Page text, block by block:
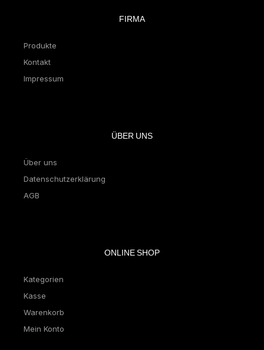
FIRMA
Produkte
Kontakt
Impressum
ÜBER UNS
Über uns
Datenschutzerklärung
AGB
ONLINE SHOP
Kategorien
Kasse
Warenkorb
Mein Konto